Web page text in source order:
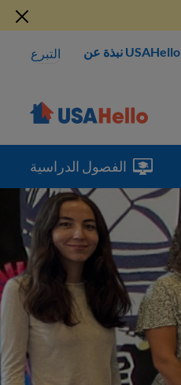
USAHello نبذة عن التبرع
الفصول الدراسية